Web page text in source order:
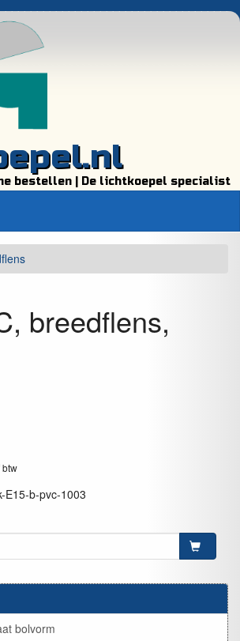
bestellen | De lichtkoepel specialist
bolvorm
breedflens,
btw
E15-b-pvc-1003